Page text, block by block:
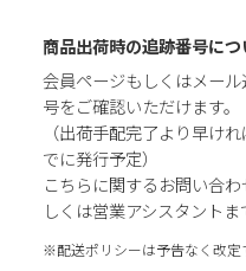
商品出荷時の追跡番号につ
会員ページもしくはメー
号をご確認いただけます。
（出荷手配完了より早け
でに発行予定）
こちらに関するお問い合
しくは営業アシスタントま
※配送ポリシーは予告なく改定